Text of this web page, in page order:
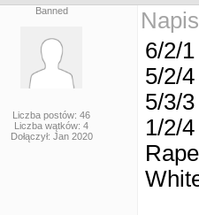
Banned
Liczba postów: 46
Liczba wątków: 4
Dołączył: Jan 2020
6/2/1
5/2/4
5/3/3
1/2/4